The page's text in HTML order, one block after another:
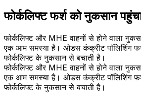
फोर्कलिफ्ट फर्श को नुकसान
फोर्कलिफ्ट और MHE वाहनों से होने वाला
एक आम समस्या है। ओडस कंक्रीट पॉलिशिंग
फोर्कलिफ्ट के नुकसान से बचाती है।
फोर्कलिफ्ट और MHE वाहनों से होने वाला
एक आम समस्या है। ओडस कंक्रीट पॉलिशिंग
फोर्कलिफ्ट के नुकसान से बचाती है।